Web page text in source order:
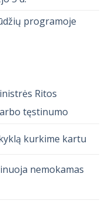
programoje
Ritos
tęstinumo
kurkime kartu
nemokamas